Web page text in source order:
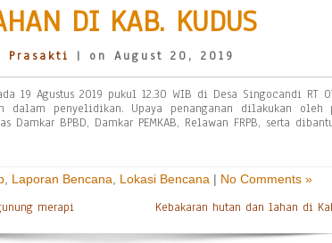
DI KAB. KUDUS
Prasakti | on August 20, 2019
19 Agustus 2019 pukul 12.30 WIB di Desa Singocandi RT
dalam penyelidikan. Upaya penanganan dilakukan oleh
Damkar BPBD, Damkar PEMKAB, Relawan FRPB, serta
Laporan Bencana Lokasi Bencana | No Comments »
merapi
Kebakaran hutan dan lahan di